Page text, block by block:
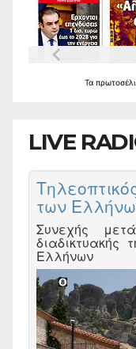
Τα
LIVE